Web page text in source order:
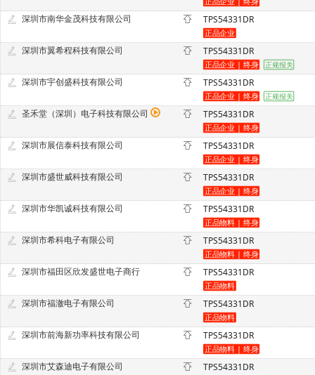
深圳市南华金茂科技有限公司 TPS54331DR
深圳市翼希程科技有限公司 TPS54331DR
深圳市宇创盛科技有限公司 TPS54331DR
圣禾堂（深圳）电子科技有限公司 TPS54331DR
深圳市展信泰科技有限公司 TPS54331DR
深圳市盛世威科技有限公司 TPS54331DR
深圳市华凯诚科技有限公司 TPS54331DR
深圳市希科电子有限公司 TPS54331DR
深圳市福田区欣发盛世电子商行 TPS54331DR
深圳市福澈电子有限公司 TPS54331DR
深圳市前海新功率科技有限公司 TPS54331DR
深圳市艾森迪电子有限公司 TPS54331DR